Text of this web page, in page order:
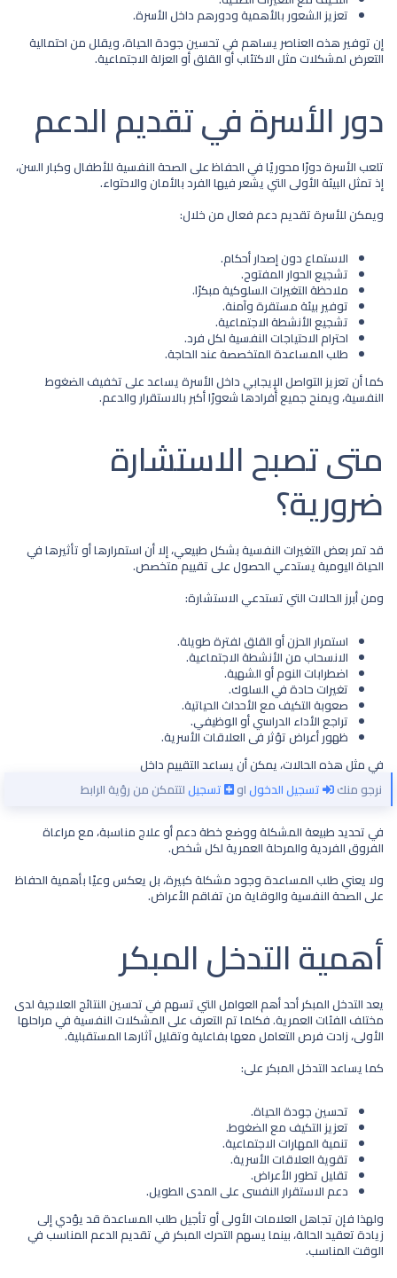
تعزيز الشعور بالأهمية ودورهم داخل الأسرة.
إن توفير هذه العناصر يساهم في تحسين جودة الحياة، ويقلل من احتمالية
التعرض لمشكلات مثل الاكتئاب أو القلق أو العزلة الاجتماعية.
دور الأسرة في تقديم الدعم​
تلعب الأسرة دورًا محوريًا في الحفاظ على الصحة النفسية للأطفال وكبار السن،
إذ تمثل البيئة الأولى التي يشعر فيها الفرد بالأمان والاحتواء.
ويمكن للأسرة تقديم دعم فعال من خلال:
الاستماع دون إصدار أحكام.
تشجيع الحوار المفتوح.
ملاحظة التغيرات السلوكية مبكرًا.
توفير بيئة مستقرة وآمنة.
تشجيع الأنشطة الاجتماعية.
احترام الاحتياجات النفسية لكل فرد.
طلب المساعدة المتخصصة عند الحاجة.
كما أن تعزيز التواصل الإيجابي داخل الأسرة يساعد على تخفيف الضغوط
النفسية، ويمنح جميع أفرادها شعورًا أكبر بالاستقرار والدعم.
متى تصبح الاستشارة
ضرورية؟​
قد تمر بعض التغيرات النفسية بشكل طبيعي، إلا أن استمرارها أو تأثيرها في
الحياة اليومية يستدعي الحصول على تقييم متخصص.
ومن أبرز الحالات التي تستدعي الاستشارة:
استمرار الحزن أو القلق لفترة طويلة.
الانسحاب من الأنشطة الاجتماعية.
اضطرابات النوم أو الشهية.
تغيرات حادة في السلوك.
صعوبة التكيف مع الأحداث الحياتية.
تراجع الأداء الدراسي أو الوظيفي.
ظهور أعراض تؤثر في العلاقات الأسرية.
في مثل هذه الحالات، يمكن أن يساعد التقييم داخل
نرجو منك
تسجيل الدخولاو تسجيللتتمكن من رؤية الرابط
في تحديد طبيعة المشكلة ووضع خطة دعم أو علاج مناسبة، مع مراعاة
الفروق الفردية والمرحلة العمرية لكل شخص.
ولا يعني طلب المساعدة وجود مشكلة كبيرة، بل يعكس وعيًا بأهمية الحفاظ
على الصحة النفسية والوقاية من تفاقم الأعراض.
أهمية التدخل المبكر​
يعد التدخل المبكر أحد أهم العوامل التي تسهم في تحسين النتائج العلاجية لدى
مختلف الفئات العمرية. فكلما تم التعرف على المشكلات النفسية في مراحلها
الأولى، زادت فرص التعامل معها بفاعلية وتقليل آثارها المستقبلية.
كما يساعد التدخل المبكر على:
تحسين جودة الحياة.
تعزيز التكيف مع الضغوط.
تنمية المهارات الاجتماعية.
تقوية العلاقات الأسرية.
تقليل تطور الأعراض.
دعم الاستقرار النفسي على المدى الطويل.
ولهذا فإن تجاهل العلامات الأولى أو تأجيل طلب المساعدة قد يؤدي إلى
زيادة تعقيد الحالة، بينما يسهم التحرك المبكر في تقديم الدعم المناسب في
الوقت المناسب.